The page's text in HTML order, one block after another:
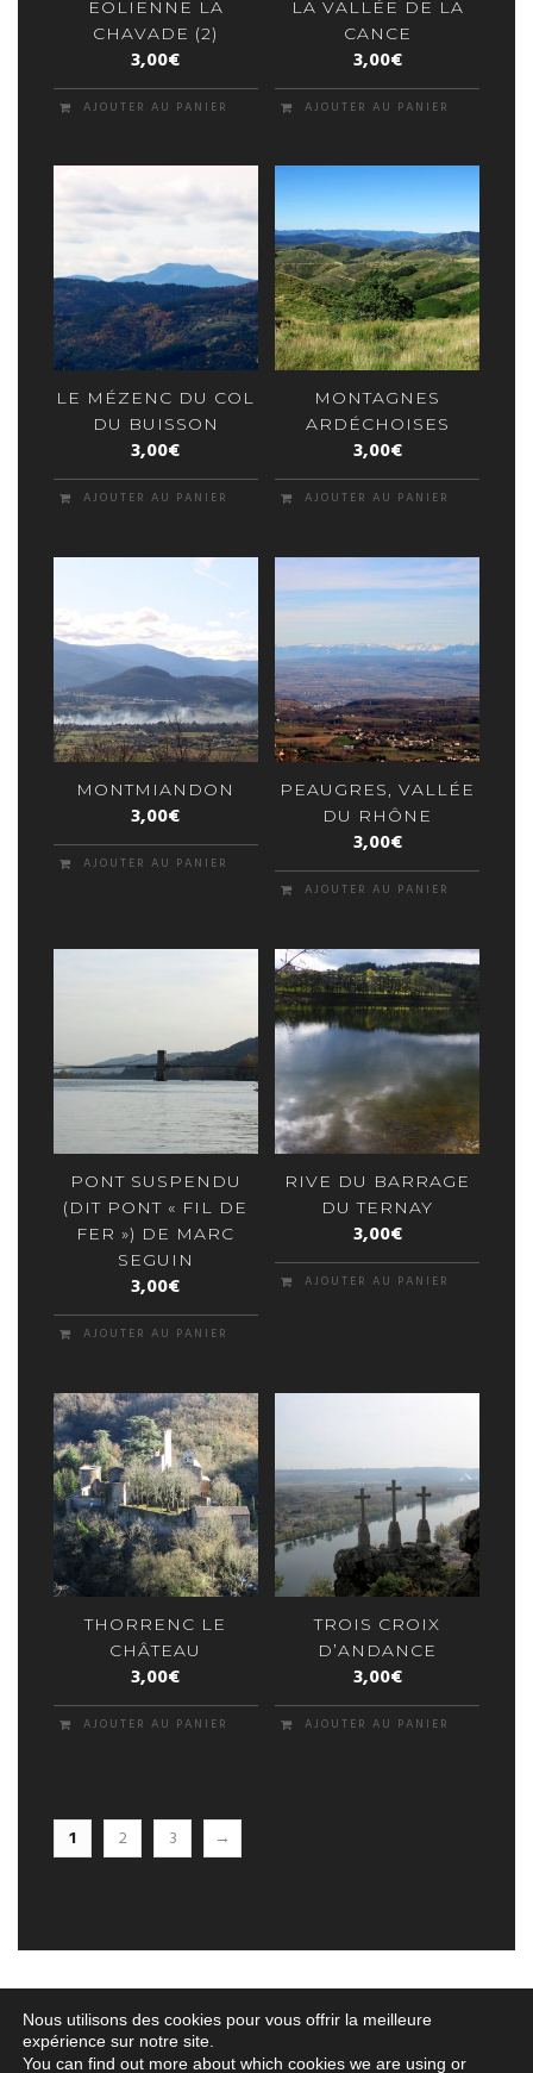
EOLIENNE LA
CHAVADE (2)
3,00€
AJOUTER AU PANIER
LA VALLÉE DE LA
CANCE
3,00€
AJOUTER AU PANIER
LE MÉZENC DU COL
DU BUISSON
3,00€
AJOUTER AU PANIER
MONTAGNES
ARDÉCHOISES
3,00€
AJOUTER AU PANIER
MONTMIANDON
3,00€
AJOUTER AU PANIER
PEAUGRES, VALLÉE
DU RHÔNE
3,00€
AJOUTER AU PANIER
PONT SUSPENDU
(DIT PONT « FIL DE
FER ») DE MARC
SEGUIN
3,00€
AJOUTER AU PANIER
RIVE DU BARRAGE
DU TERNAY
3,00€
AJOUTER AU PANIER
THORRENC LE
CHÂTEAU
3,00€
AJOUTER AU PANIER
TROIS CROIX
D’ANDANCE
3,00€
AJOUTER AU PANIER
1 2 3 →
© 2026 Géraldine Royer|Confidentialité|Mentions Légales | Site réalisé
Nous utilisons des cookies pour vous offrir la meilleure
expérience sur notre site.
You can find out more about which cookies we are using or